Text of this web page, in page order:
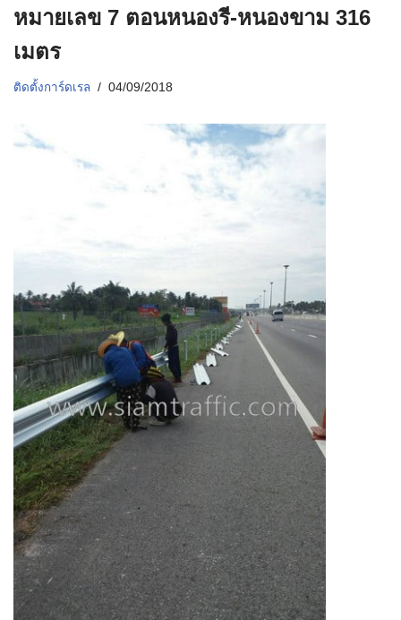
หมายเลข 7 ตอนหนองรี-หนองขาม 316
เมตร
ติดตั้งการ์ดเรล 04/09/2018